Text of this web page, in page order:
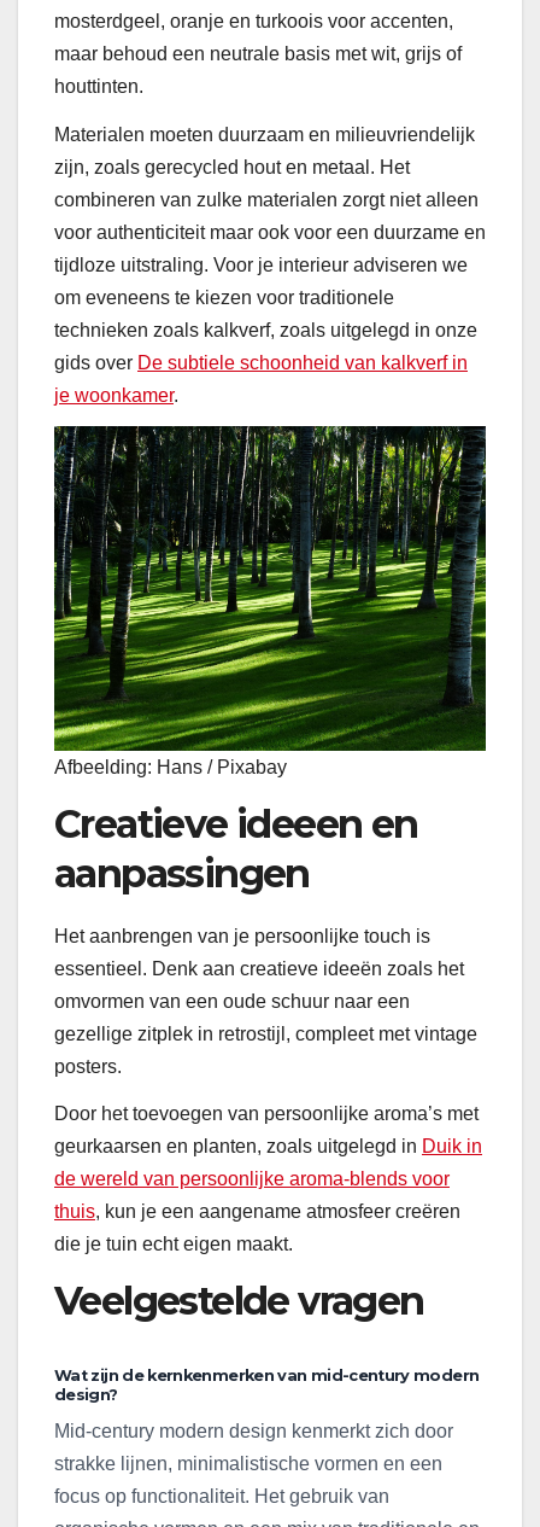
mosterdgeel, oranje en turkoois voor accenten,
maar behoud een neutrale basis met wit, grijs of
houttinten.
Materialen moeten duurzaam en milieuvriendelijk
zijn, zoals gerecycled hout en metaal. Het
combineren van zulke materialen zorgt niet alleen
voor authenticiteit maar ook voor een duurzame en
tijdloze uitstraling. Voor je interieur adviseren we
om eveneens te kiezen voor traditionele
technieken zoals kalkverf, zoals uitgelegd in onze
gids over De subtiele schoonheid van kalkverf in
je woonkamer.
Afbeelding: Hans / Pixabay
Creatieve ideeen en
aanpassingen
Het aanbrengen van je persoonlijke touch is
essentieel. Denk aan creatieve ideeën zoals het
omvormen van een oude schuur naar een
gezellige zitplek in retrostijl, compleet met vintage
posters.
Door het toevoegen van persoonlijke aroma’s met
geurkaarsen en planten, zoals uitgelegd in Duik in
de wereld van persoonlijke aroma-blends voor
thuis, kun je een aangename atmosfeer creëren
die je tuin echt eigen maakt.
Veelgestelde vragen
Wat zijn de kernkenmerken van mid-century modern
design?
Mid-century modern design kenmerkt zich door
strakke lijnen, minimalistische vormen en een
focus op functionaliteit. Het gebruik van